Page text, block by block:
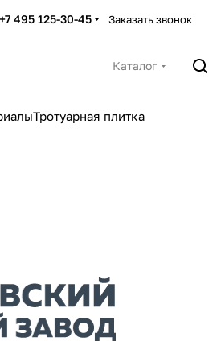
+7 495 125-30-45 Заказать звонок
Каталог
Тротуарная плитка